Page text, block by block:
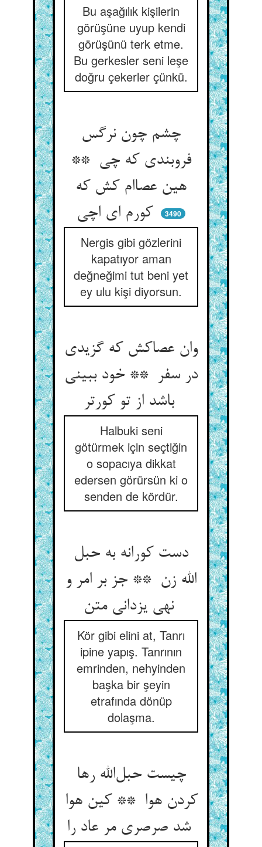
Bu aşağılık kişilerin
görüşüne uyup kendi
görüşünü terk etme.
Bu gerkesler seni leşe
doğru çekerler çünkü.
چشم چون نرگس
فروبندی که چی **
هین عصاام کش که
3490
Nergis gibi gözlerini
kapatıyor aman
değneğimi tut beni yet
ey ulu kişi diyorsun.
وان عصاکش که گزیدی
در سفر ** خود ببینی
باشد از تو کورتر
Halbuki seni
götürmek için seçtiğin
o sopacıya dikkat
edersen görürsün ki o
senden de kördür.
دست کورانه به حبل
الله زن ** جز بر امر و
نهی یزدانی متن
Kör gibi elini at, Tanrı
ipine yapış. Tanrının
emrinden, nehyinden
başka bir şeyin
etrafında dönüp
dolaşma.
چیست حبل‌الله رها
کردن هوا ** کین هوا
شد صرصری مر عاد را